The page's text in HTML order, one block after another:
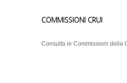
COMMISSIONI CRUI
Consulta le Commissioni della